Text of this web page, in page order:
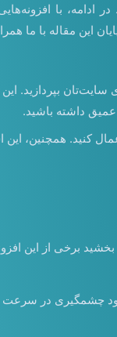
با
این مقاله با ما
بپردازید. این
داشته باشید.
کنید. همچنین، این
برخی از این
چشمگیری در